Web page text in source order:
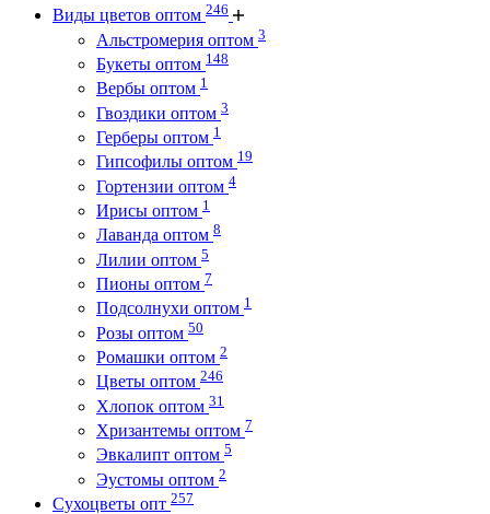
Виды цветов оптом 246
Альстромерия оптом 3
Букеты оптом 148
Вербы оптом 1
Гвоздики оптом 3
Герберы оптом 1
Гипсофилы оптом 19
Гортензии оптом 4
Ирисы оптом 1
Лаванда оптом 8
Лилии оптом 5
Пионы оптом 7
Подсолнухи оптом 1
Розы оптом 50
Ромашки оптом 2
Цветы оптом 246
Хлопок оптом 31
Хризантемы оптом 7
Эвкалипт оптом 5
Эустомы оптом 2
Сухоцветы опт 257